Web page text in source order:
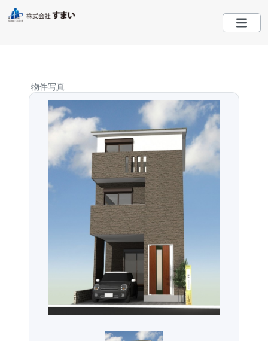
ご購入
ご売却
会社概要
スタッフ
お問い合わせ
物件写真